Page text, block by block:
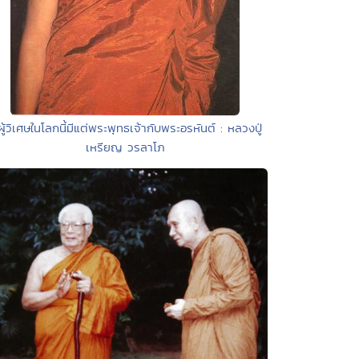
วิเศษในโลกนี้มีแต่พระพุทธเจ้ากับพระอรหันต์ : หลวงปู่
เหรียญ วรลาโภ